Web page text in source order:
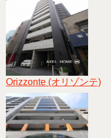
Orizzonte (オリゾンテ)